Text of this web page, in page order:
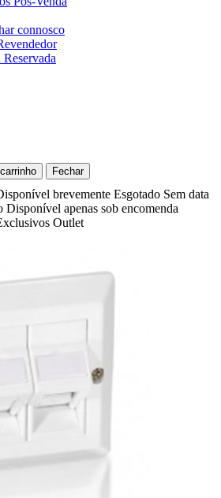
connosco
Fechar
brevemente Esgotado Sem data
Disponível apenas sob encomenda
Outlet